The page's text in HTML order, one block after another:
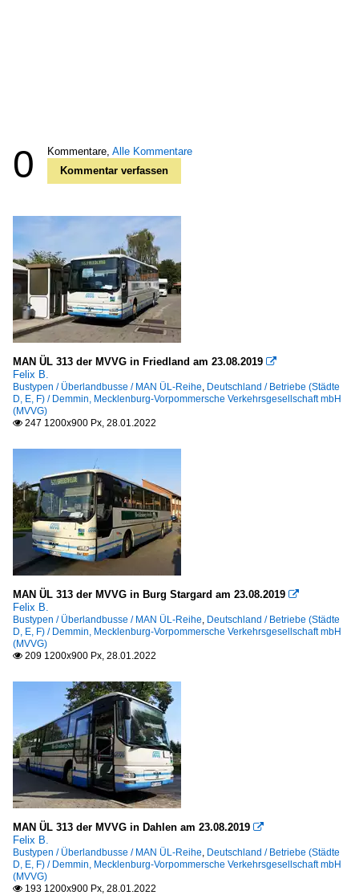
0 Kommentare, Alle Kommentare
Kommentar verfassen
MAN ÜL 313 der MVVG in Friedland am 23.08.2019 
Felix B.
Bustypen / Überlandbusse / MAN ÜL-Reihe, Deutschland / Betriebe (Städte
D, E, F) / Demmin, Mecklenburg-Vorpommersche Verkehrsgesellschaft mbH
(MVVG)
 247 1200x900 Px, 28.01.2022
MAN ÜL 313 der MVVG in Burg Stargard am 23.08.2019 
Felix B.
Bustypen / Überlandbusse / MAN ÜL-Reihe, Deutschland / Betriebe (Städte
D, E, F) / Demmin, Mecklenburg-Vorpommersche Verkehrsgesellschaft mbH
(MVVG)
 209 1200x900 Px, 28.01.2022
MAN ÜL 313 der MVVG in Dahlen am 23.08.2019 
Felix B.
Bustypen / Überlandbusse / MAN ÜL-Reihe, Deutschland / Betriebe (Städte
D, E, F) / Demmin, Mecklenburg-Vorpommersche Verkehrsgesellschaft mbH
(MVVG)
 193 1200x900 Px, 28.01.2022